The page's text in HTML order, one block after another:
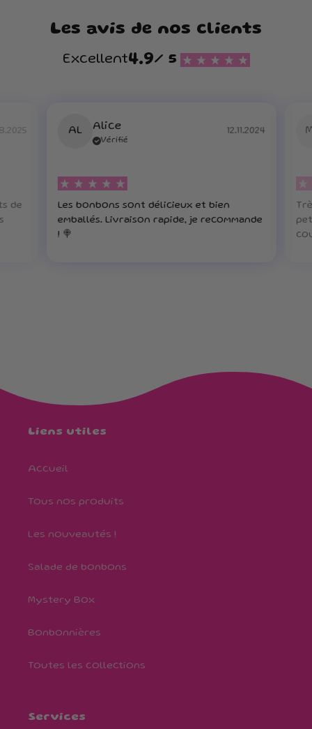
Les avis de nos clients
Excellent4.9/ 5
de
AL Alice
Vérifié
12.11.2024
Les bonbons sont délicieux et bien
emballés. Livraison rapide, je recommande
! 🍭
Liens utiles
Accueil
Tous nos produits
Les nouveautés !
Salade de bonbons
Mystery Box
Bonbonnières
Toutes les collections
Services